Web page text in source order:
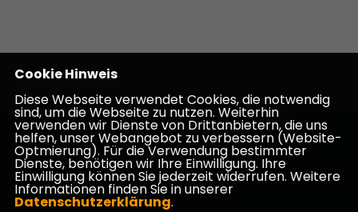
09.11.2021, 11:00 Uhr
Homepage des CDU Kreisverbandes Darmstadt-
Dieburg
Cookie Hinweis
Diese Webseite verwendet Cookies, die notwendig
sind, um die Webseite zu nutzen. Weiterhin
verwenden wir Dienste von Drittanbietern, die uns
helfen, unser Webangebot zu verbessern (Website-
Optmierung). Für die Verwendung bestimmter
Dienste, benötigen wir Ihre Einwilligung. Ihre
Einwilligung können Sie jederzeit widerrufen. Weitere
Informationen finden Sie in unserer
Datenschutzerklärung.